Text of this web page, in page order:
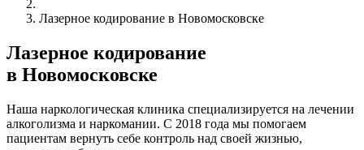
Лазерное кодирование в Новомосковске
Лазерное кодирование
в Новомосковске
Наша наркологическая клиника специализируется на лечении
алкоголизма и наркомании. С 2018 года мы помогаем
пациентам вернуть себе контроль над своей жизнью,